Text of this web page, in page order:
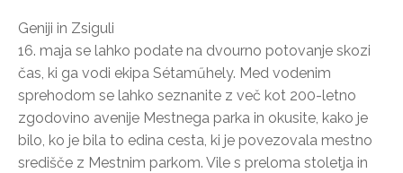
Geniji in Zsiguli
16. maja se lahko podate na dvourno potovanje skozi
čas, ki ga vodi ekipa Sétaműhely. Med vodenim
sprehodom se lahko seznanite z več kot 200-letno
zgodovino avenije Mestnega parka in okusite, kako je
bilo, ko je bila to edina cesta, ki je povezovala mestno
središče z Mestnim parkom. Vile s preloma stoletja in